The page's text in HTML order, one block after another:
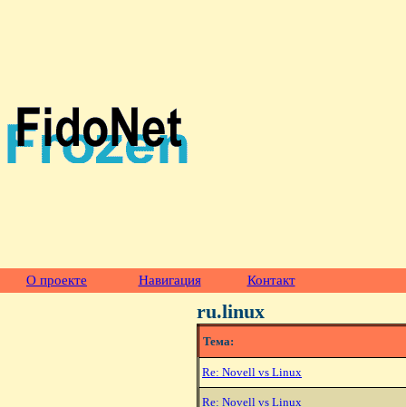
О проекте Навигация Контакт
ru.linux
Тема:
Re: Novell vs Linux
Re: Novell vs Linux